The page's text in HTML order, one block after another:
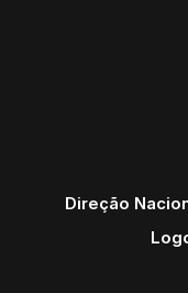
Direção